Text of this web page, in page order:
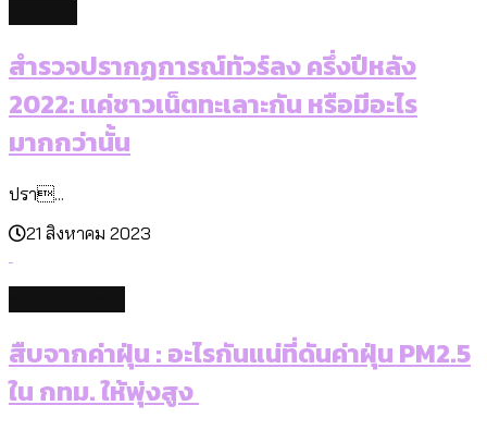
สำรวจปรากฏการณ์ทัวร์ลง ครึ่งปีหลัง
2022: แค่ชาวเน็ตทะเลาะกัน หรือมีอะไร
มากกว่านั้น
ปรา...
21 สิงหาคม 2023
สืบจากค่าฝุ่น : อะไรกันแน่ที่ดันค่าฝุ่น PM2.5
ใน กทม. ให้พุ่งสูง